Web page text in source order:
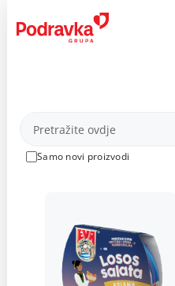
content
Proizvodi
Samo novi proizvodi